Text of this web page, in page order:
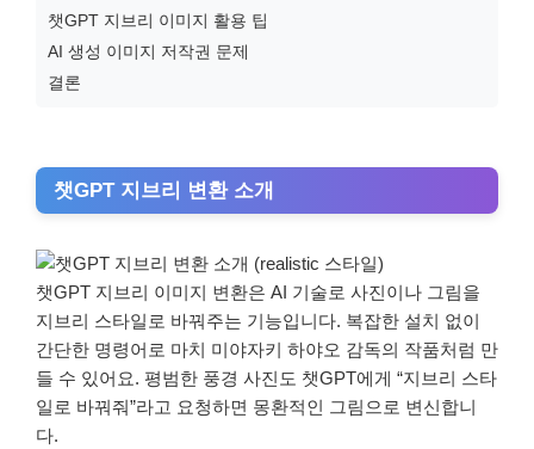
챗GPT 지브리 이미지 활용 팁
AI 생성 이미지 저작권 문제
결론
챗GPT 지브리 변환 소개
챗GPT 지브리 이미지 변환은 AI 기술로 사진이나 그림을
지브리 스타일로 바꿔주는 기능입니다. 복잡한 설치 없이
간단한 명령어로 마치 미야자키 하야오 감독의 작품처럼 만
들 수 있어요. 평범한 풍경 사진도 챗GPT에게 “지브리 스타
일로 바꿔줘”라고 요청하면 몽환적인 그림으로 변신합니
다.